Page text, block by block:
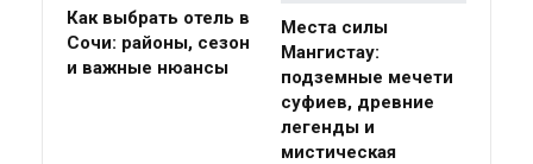
Как выбрать отель в
Сочи: районы, сезон
и важные нюансы
Места силы
Мангистау:
подземные мечети
суфиев, древние
легенды и
мистическая